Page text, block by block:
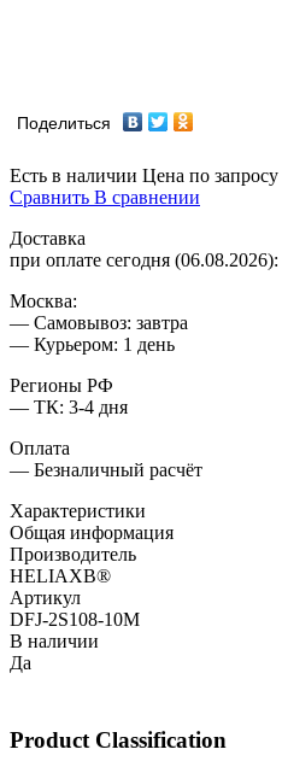
Поделиться
Есть в наличии Цена по запросу
Сравнить В сравнении
Доставка
при оплате сегодня (06.08.2026):
Москва:
— Самовывоз: завтра
— Курьером: 1 день
Регионы РФ
— ТК: 3-4 дня
Оплата
— Безналичный расчёт
Характеристики
Общая информация
Производитель
HELIAXВ®
Артикул
DFJ-2S108-10M
В наличии
Да
Product Classification